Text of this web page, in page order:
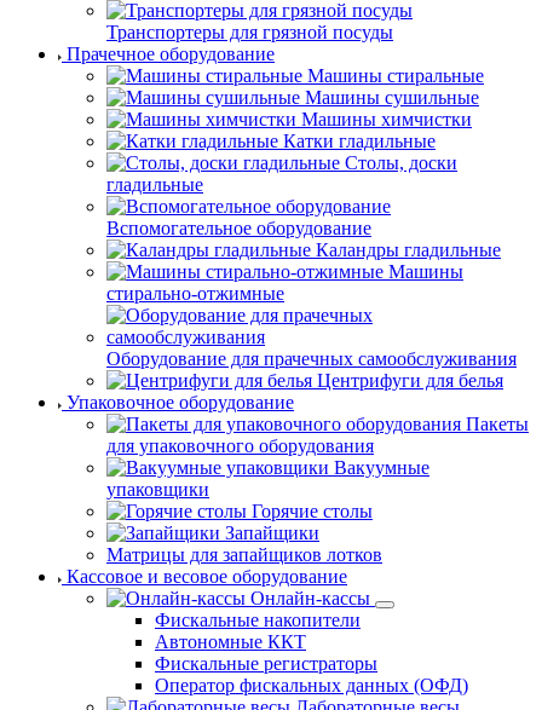
Транспортеры для грязной посуды
Прачечное оборудование
Машины стиральные
Машины сушильные
Машины химчистки
Катки гладильные
Столы, доски
гладильные
Вспомогательное оборудование
Каландры гладильные
Машины
стирально-отжимные
Оборудование для прачечных самообслуживания
Центрифуги для белья
Упаковочное оборудование
Пакеты
для упаковочного оборудования
Вакуумные
упаковщики
Горячие столы
Запайщики
Матрицы для запайщиков лотков
Кассовое и весовое оборудование
Онлайн-кассы
Фискальные накопители
Автономные ККТ
Фискальные регистраторы
Оператор фискальных данных (ОФД)